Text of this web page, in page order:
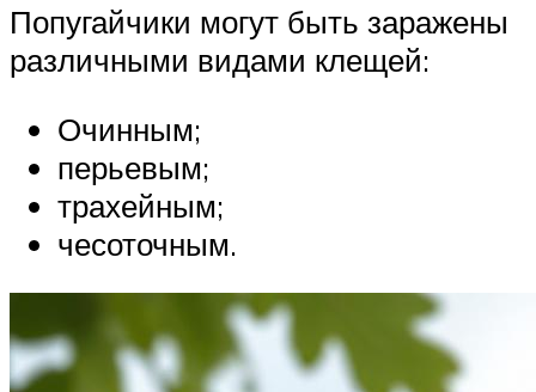
Попугайчики могут быть заражены
различными видами клещей:
Очинным;
перьевым;
трахейным;
чесоточным.